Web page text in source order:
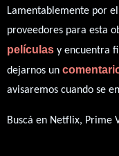
Lamentablemente por
proveedores para esta
películas y encuentra
dejarnos un
avisaremos cuando se
Buscá en Netflix, Prime